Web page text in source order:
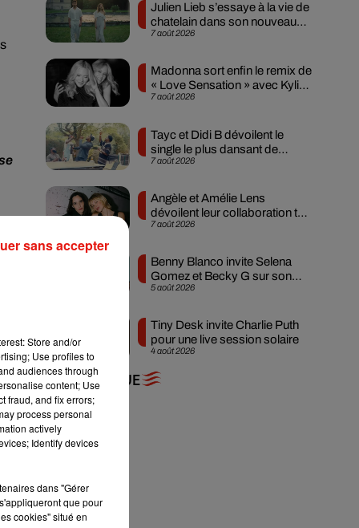
7 août 2026
Julien Lieb s’essaye à la vie de
chatelain dans son nouveau
clip
7 août 2026
Madonna sort enfin le remix de
« Love Sensation » avec Kylie
Minogue
7 août 2026
Tayc et Didi B dévoilent le
single le plus dansant de
l’année
7 août 2026
Angèle et Amélie Lens
dévoilent leur collaboration tant
attendue
5 août 2026
Benny Blanco invite Selena
Gomez et Becky G sur son
nouveau single
4 août 2026
Tiny Desk invite Charlie Puth
pour une live session solaire
+ DE MUSIQUE
Store and/or
Use profiles to
audiences through
content; Use
fraud, and fix errors;
process personal
actively
Identify devices
dans "Gérer
que pour
cookies" situé en
sans accepter